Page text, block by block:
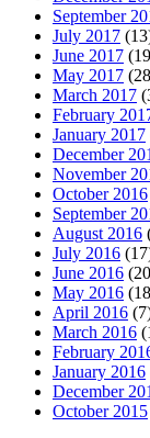
September
July 2017
June 2017
May 2017
March 2017
February
January 2017
December
November
October 2016
September
August 2016
July 2016
June 2016
May 2016
April 2016
March 2016
February
January 2016
December
October 2015